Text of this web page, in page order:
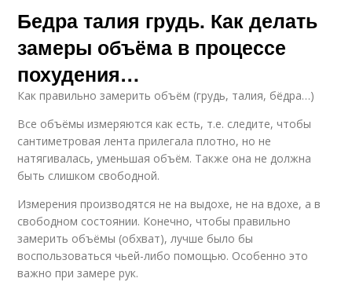
Бедра талия грудь. Как делать
замеры объёма в процессе
похудения…
Как правильно замерить объём (грудь, талия, бёдра…)
Все объёмы измеряются как есть, т.е. следите, чтобы
сантиметровая лента прилегала плотно, но не
натягивалась, уменьшая объём. Также она не должна
быть слишком свободной.
Измерения производятся не на выдохе, не на вдохе, а в
свободном состоянии. Конечно, чтобы правильно
замерить объёмы (обхват), лучше было бы
воспользоваться чьей-либо помощью. Особенно это
важно при замере рук.